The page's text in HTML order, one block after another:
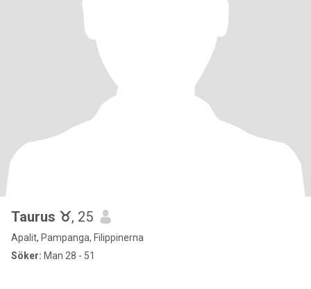
Taurus ♉, 25
Apalit, Pampanga, Filippinerna
Söker: Man 28 - 51